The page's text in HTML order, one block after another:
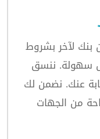
لآخر بشروط
سهولة. ننسق
عنك. نضمن لك
من الجهات